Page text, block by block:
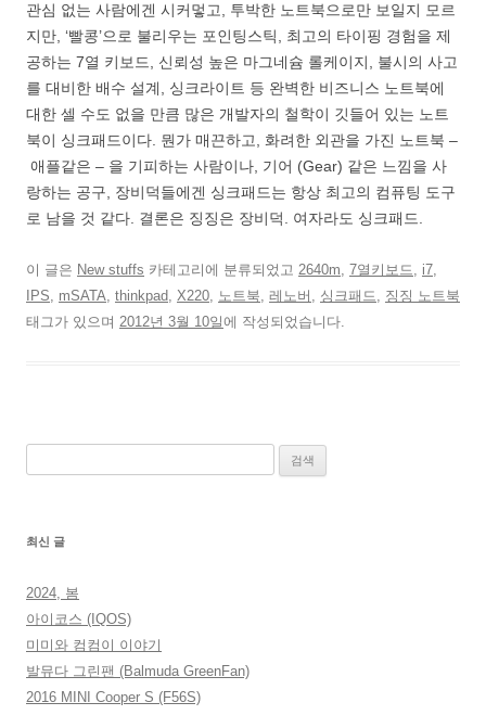
관심 없는 사람에겐 시커멓고, 투박한 노트북으로만 보일지 모르
지만, ‘빨콩’으로 불리우는 포인팅스틱, 최고의 타이핑 경험을 제
공하는 7열 키보드, 신뢰성 높은 마그네슘 롤케이지, 불시의 사고
를 대비한 배수 설계, 싱크라이트 등 완벽한 비즈니스 노트북에
대한 셀 수도 없을 만큼 많은 개발자의 철학이 깃들어 있는 노트
북이 싱크패드이다. 뭔가 매끈하고, 화려한 외관을 가진 노트북 –
애플같은 – 을 기피하는 사람이나, 기어 (Gear) 같은 느낌을 사
랑하는 공구, 장비덕들에겐 싱크패드는 항상 최고의 컴퓨팅 도구
로 남을 것 같다. 결론은 징징은 장비덕. 여자라도 싱크패드.
이 글은 New stuffs 카테고리에 분류되었고 2640m, 7열키보드, i7,
IPS, mSATA, thinkpad, X220, 노트북, 레노버 , 싱크패드, 징징 노트북
태그가 있으며 2012년 3월 10일에 작성되었습니다.
최신 글
2024, 봄
아이코스 (IQOS)
미미와 컴컴이 이야기
발뮤다 그린팬 (Balmuda GreenFan)
2016 MINI Cooper S (F56S)